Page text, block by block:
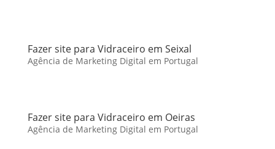
Fazer site para Vidraceiro em Seixal
Agência de Marketing Digital em Portugal
Fazer site para Vidraceiro em Oeiras
Agência de Marketing Digital em Portugal